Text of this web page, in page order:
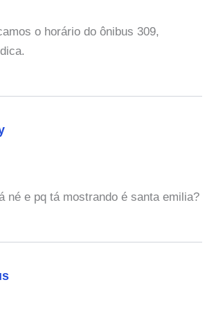
o horário do ônibus 309,
né e pq tá mostrando é santa emilia?